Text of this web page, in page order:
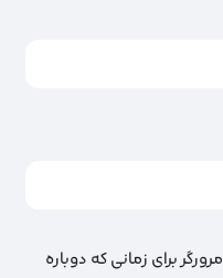
برای زمانی که دوباره